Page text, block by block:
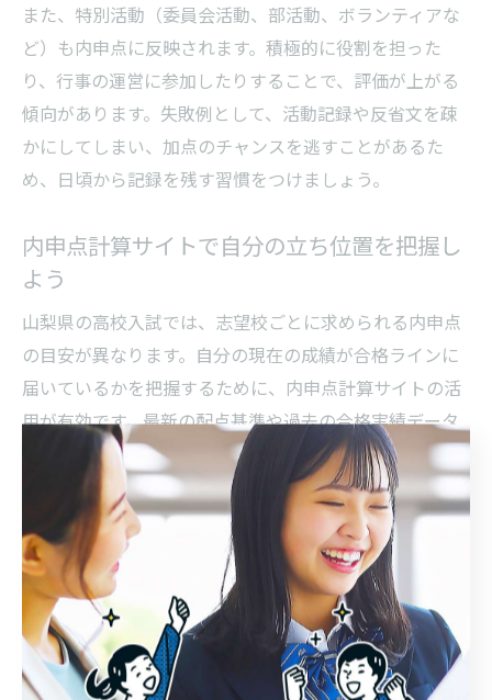
また、特別活動（委員会活動、部活動、ボランティアな
ど）も内申点に反映されます。積極的に役割を担った
り、行事の運営に参加したりすることで、評価が上がる
傾向があります。失敗例として、活動記録や反省文を疎
かにしてしまい、加点のチャンスを逃すことがあるた
め、日頃から記録を残す習慣をつけましょう。
内申点計算サイトで自分の立ち位置を把握し
よう
山梨県の高校入試では、志望校ごとに求められる内申点
の目安が異なります。自分の現在の成績が合格ラインに
届いているかを把握するために、内申点計算サイトの活
用が有効です。最新の配点基準や過去の合格実績データ
をもとに、客観的な立ち位置を知ることができます。
具体的には、主要5教科と実技4教科の成績を入力し、自
動で合計点を算出できるサイトやソフトが利用されてい
ます。山梨県の「内申点計算 サイト」や「内申点計算方
法」「内申点計算 ソフト」などのキーワードで検索する
と、使いやすいツールが見つかります。計算結果をもと
に、どの教科を重点的に伸ばすべきか、戦略を立てやす
くなります。